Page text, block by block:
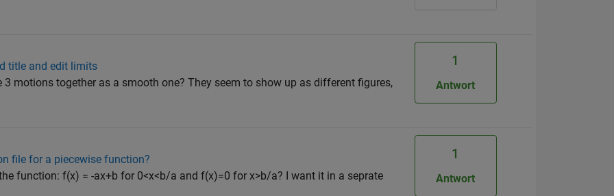
title and edit limits
3 motions together as a smooth one? They seem to show up as different figures,
1
Antwort
file for a piecewise function?
function: f(x) = -ax+b for 0<x<b/a and f(x)=0 for x>b/a? I want it in a seprate
1
Antwort